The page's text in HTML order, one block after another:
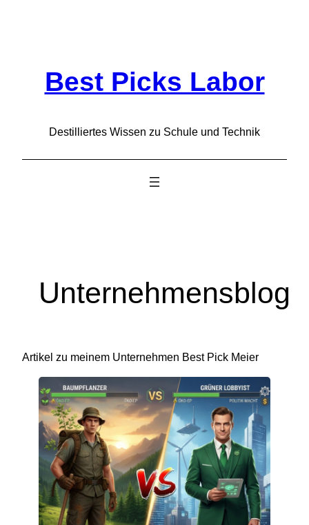
Best Picks Labor
Destilliertes Wissen zu Schule und Technik
Unternehmensblog
Artikel zu meinem Unternehmen Best Pick Meier